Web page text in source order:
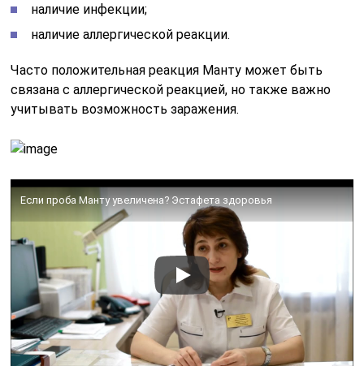
наличие инфекции;
наличие аллергической реакции.
Часто положительная реакция Манту может быть
связана с аллергической реакцией, но также важно
учитывать возможность заражения.
Если проба Манту увеличена? Эстафета здоровья